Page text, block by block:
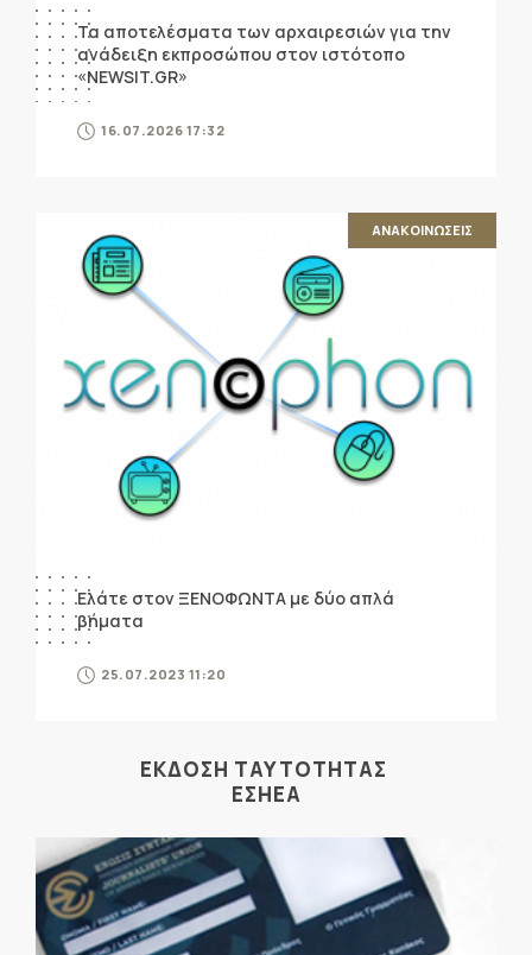
Τα αποτελέσματα των αρχαιρεσιών για την
ανάδειξη εκπροσώπου στον ιστότοπο
«NEWSIT.GR»
16.07.2026 17:32
ΑΝΑΚΟΙΝΩΣΕΙΣ
Ελάτε στον ΞΕΝΟΦΩΝΤΑ με δύο απλά
βήματα
25.07.2023 11:20
ΕΚΔΟΣΗ ΤΑΥΤΟΤΗΤΑΣ
ΕΣΗΕΑ